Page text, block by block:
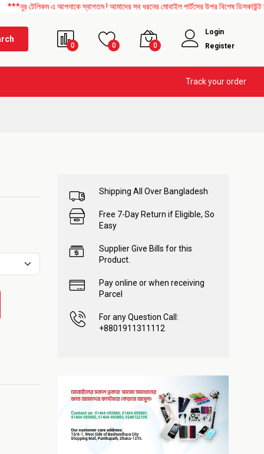
এ আপনাকে স্বাগতম ! আমাদের সব ধরনের মোবাইল পার্টসের উপর বিশেষ ডিসকাউন্ট
0 0 0
Login
Register
Track your order
Shipping All Over Bangladesh
Free 7-Day Return if Eligible, So
Easy
Supplier Give Bills for this
Product.
Pay online or when receiving
Parcel
For any Question Call:
+8801911311112